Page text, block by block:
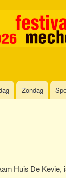
Zondag
Huis De